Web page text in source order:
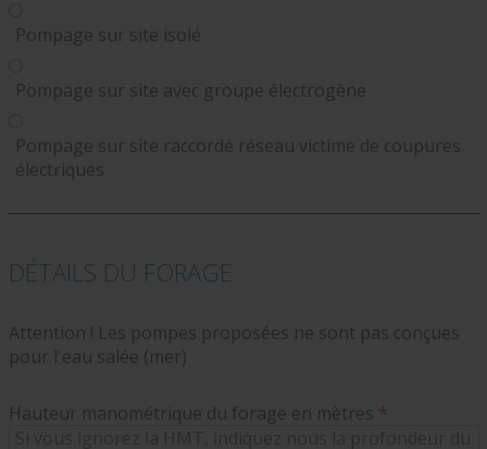
Pompage sur site isolé
Pompage sur site avec groupe électrogène
Pompage sur site raccordé réseau victime de coupures
électriques
DÉTAILS DU FORAGE
Attention ! Les pompes proposées ne sont pas conçues
pour l'eau salée (mer)
Hauteur manométrique du forage en mètres *